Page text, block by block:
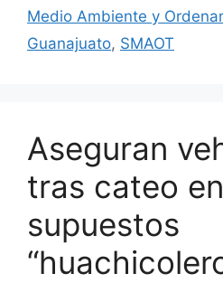
Medio Ambiente y
Guanajuato, SMAOT
Aseguran
tras cateo
supuestos